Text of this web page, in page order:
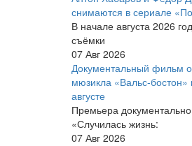
снимаются в сериале
В начале августа 2026
съёмки
07 Авг 2026
Документальный фильм
мюзикла «Вальс-бостон»
августе
Премьера
«Случилась жизнь:
07 Авг 2026